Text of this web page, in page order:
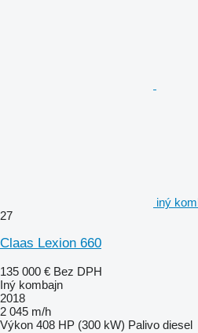
iný
27
Claas Lexion 660
135 000 € Bez DPH
Iný kombajn
2018
2 045 m/h
Výkon 408 HP (300 kW) Palivo diesel